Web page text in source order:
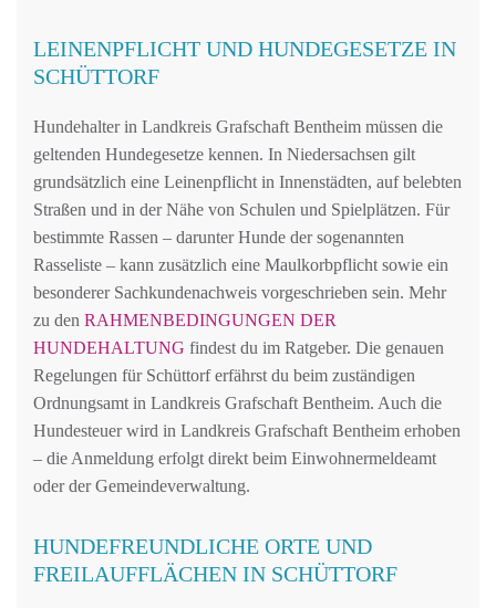
LEINENPFLICHT UND HUNDEGESETZE IN
SCHÜTTORF
Hundehalter in Landkreis Grafschaft Bentheim müssen die
geltenden Hundegesetze kennen. In Niedersachsen gilt
grundsätzlich eine Leinenpflicht in Innenstädten, auf belebten
Straßen und in der Nähe von Schulen und Spielplätzen. Für
bestimmte Rassen – darunter Hunde der sogenannten
Rasseliste – kann zusätzlich eine Maulkorbpflicht sowie ein
besonderer Sachkundenachweis vorgeschrieben sein. Mehr
zu den RAHMENBEDINGUNGEN DER
HUNDEHALTUNG findest du im Ratgeber. Die genauen
Regelungen für Schüttorf erfährst du beim zuständigen
Ordnungsamt in Landkreis Grafschaft Bentheim. Auch die
Hundesteuer wird in Landkreis Grafschaft Bentheim erhoben
– die Anmeldung erfolgt direkt beim Einwohnermeldeamt
oder der Gemeindeverwaltung.
HUNDEFREUNDLICHE ORTE UND
FREILAUFFLÄCHEN IN SCHÜTTORF